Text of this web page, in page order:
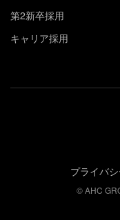
第2新卒採用
キャリア採用
プライバ
© AHC